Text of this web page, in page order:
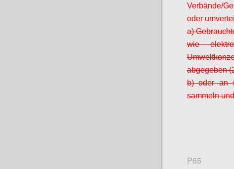
Verbände/
oder
a)
wie
abgegeben
b) oder an
sammeln
P65